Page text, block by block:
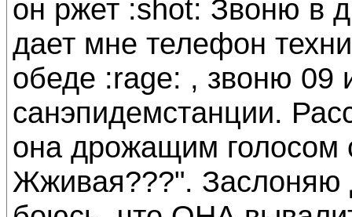
он ржет :shot: Звоню в
дает мне телефон
обеде :rage: , звоню 09
санэпидемстанции.
она дрожащим голосом
Жживая???". Заслоняю